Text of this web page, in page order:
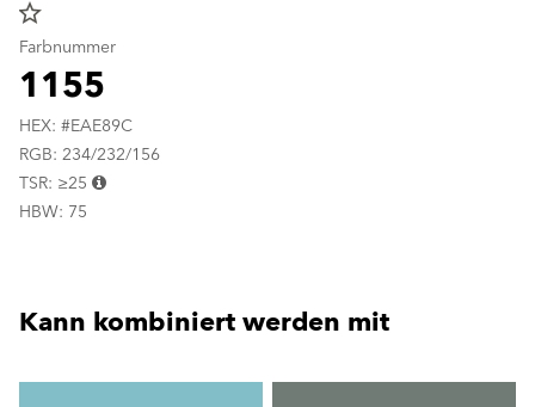
star_border
Farbnummer
1155
HEX: #EAE89C
RGB: 234/232/156
TSR: ≥25
HBW: 75
Kann kombiniert werden mit